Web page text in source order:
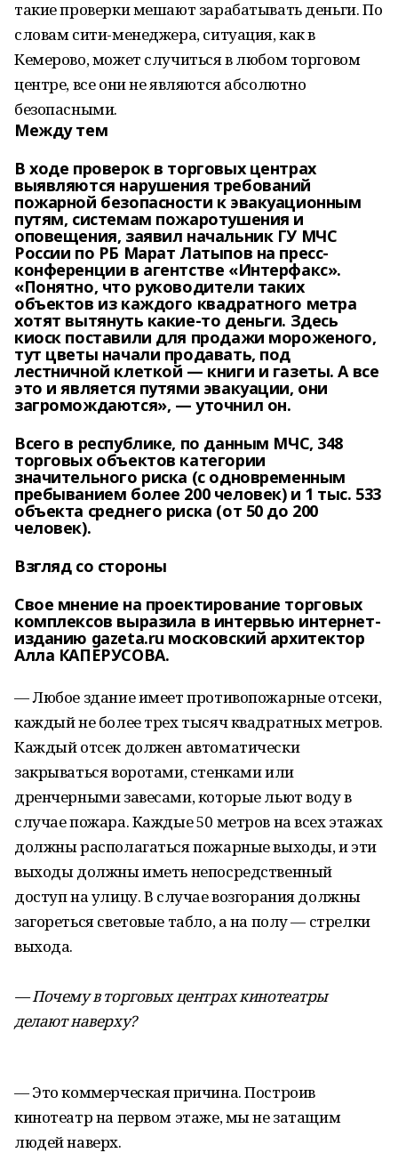
такие проверки мешают зарабатывать деньги. По
словам сити-менеджера, ситуация, как в
Кемерово, может случиться в любом торговом
центре, все они не являются абсолютно
безопасными.
Между тем
В ходе проверок в торговых центрах
выявляются нарушения требований
пожарной безопасности к эвакуационным
путям, системам пожаротушения и
оповещения, заявил начальник ГУ МЧС
России по РБ Марат Латыпов на пресс-
конференции в агентстве «Интерфакс».
«Понятно, что руководители таких
объектов из каждого квадратного метра
хотят вытянуть какие-то деньги. Здесь
киоск поставили для продажи мороженого,
тут цветы начали продавать, под
лестничной клеткой — книги и газеты. А все
это и является путями эвакуации, они
загромождаются», — уточнил он.
Всего в республике, по данным МЧС, 348
торговых объектов категории
значительного риска (с одновременным
пребыванием более 200 человек) и 1 тыс. 533
объекта среднего риска (от 50 до 200
человек).
Взгляд со стороны
Свое мнение на проектирование торговых
комплексов выразила в интервью интернет-
изданию gazeta.ru московский архитектор
Алла КАПЕРУСОВА.
— Любое здание имеет противопожарные отсеки,
каждый не более трех тысяч квадратных метров.
Каждый отсек должен автоматически
закрываться воротами, стенками или
дренчерными завесами, которые льют воду в
случае пожара. Каждые 50 метров на всех этажах
должны располагаться пожарные выходы, и эти
выходы должны иметь непосредственный
доступ на улицу. В случае возгорания должны
загореться световые табло, а на полу — стрелки
выхода.
— Почему в торговых центрах кинотеатры
делают наверху?
— Это коммерческая причина. Построив
кинотеатр на первом этаже, мы не затащим
людей наверх.